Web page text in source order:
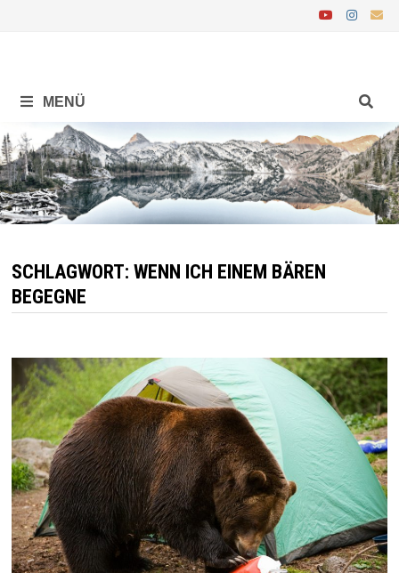
MENÜ
SCHLAGWORT: WENN ICH EINEM BÄREN
BEGEGNE